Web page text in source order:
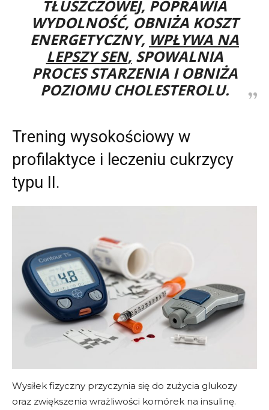
TŁUSZCZOWEJ, POPRAWIA
WYDOLNOŚĆ, OBNIŻA KOSZT
ENERGETYCZNY, WPŁYWA NA
LEPSZY SEN, SPOWALNIA
PROCES STARZENIAI OBNIŻA
POZIOMU CHOLESTEROLU.
Trening wysokościowy w
profilaktyce i leczeniu cukrzycy
typu II.
Wysiłek fizyczny przyczynia się do zużycia glukozy
oraz zwiększenia wrażliwości komórek na insulinę.